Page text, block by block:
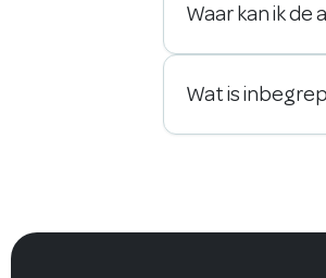
Waar kan ik
Wat is